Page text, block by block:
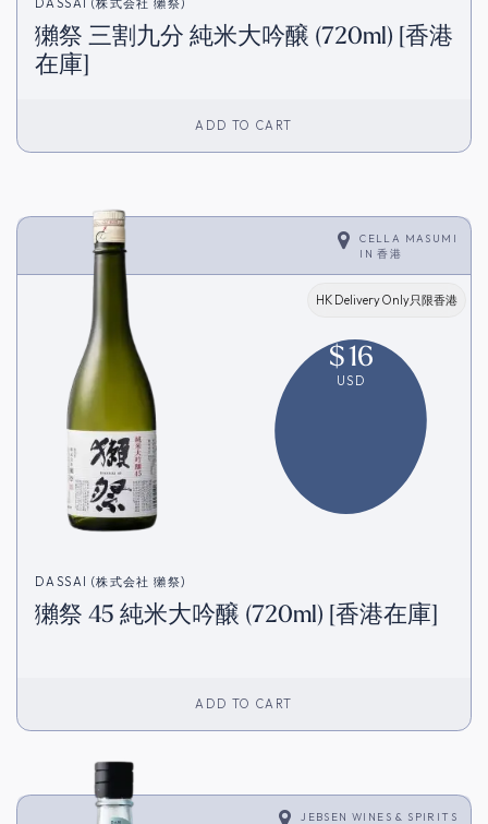
DASSAI (株式会社 獺祭)
獺祭 三割九分 純米大吟醸 (720ml) [香港
在庫]
ADD TO CART
CELLA MASUMI
IN香港
HK Delivery Only只限香港
$16
USD
DASSAI (株式会社 獺祭)
獺祭 45 純米大吟醸 (720ml) [香港在庫]
ADD TO CART
JEBSEN WINES & SPIRITS